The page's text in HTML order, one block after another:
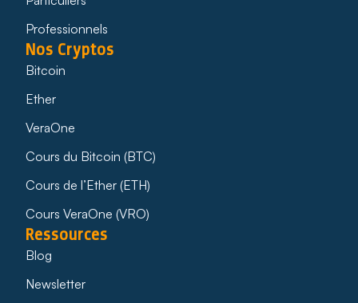
Professionnels
Nos Cryptos
Bitcoin
Ether
VeraOne
Cours du Bitcoin (BTC)
Cours de l’Ether (ETH)
Cours VeraOne (VRO)
Ressources
Blog
Newsletter